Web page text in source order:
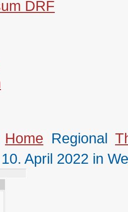
DRF
Home Regional
April 2022 in